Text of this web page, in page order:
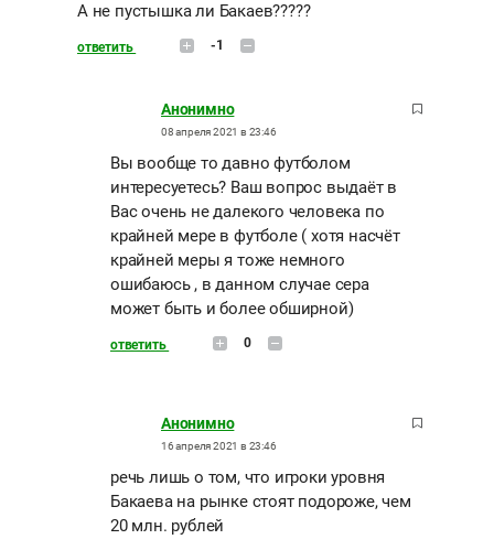
А не пустышка ли Бакаев?????
ответить -1
Анонимно
08 апреля 2021 в 23:46
Вы вообще то давно футболом
интересуетесь? Ваш вопрос выдаёт в
Вас очень не далекого человека по
крайней мере в футболе ( хотя насчёт
крайней меры я тоже немного
ошибаюсь , в данном случае сера
может быть и более обширной)
ответить 0
Анонимно
16 апреля 2021 в 23:46
речь лишь о том, что игроки уровня
Бакаева на рынке стоят подороже, чем
20 млн. рублей